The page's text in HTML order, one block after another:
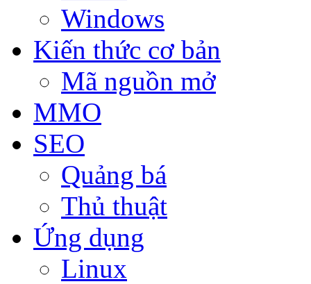
Windows
Kiến thức cơ bản
Mã nguồn mở
MMO
SEO
Quảng bá
Thủ thuật
Ứng dụng
Linux